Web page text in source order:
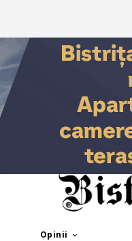
Opinii